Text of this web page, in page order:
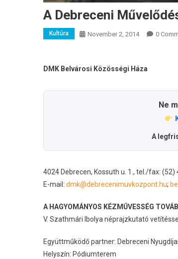
A Debreceni
Kultúra November 2, 2014 0
DMK Belvárosi Közösségi Háza
Ne
A
4024 Debrecen, Kossuth u. 1., tel./fax: (52)
E-mail: dmk@debrecenimuvkozpont.hu;
A HAGYOMÁNYOS KÉZMŰVESSÉG
V. Szathmári Ibolya néprajzkutató
Együttműködő partner: Debreceni
Helyszín: Pódiumterem